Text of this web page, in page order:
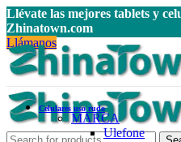
Llévate las mejores tablets y
Zhinatown.com
Llámanos
Celulares uso rudo
MARCA
Ulefone